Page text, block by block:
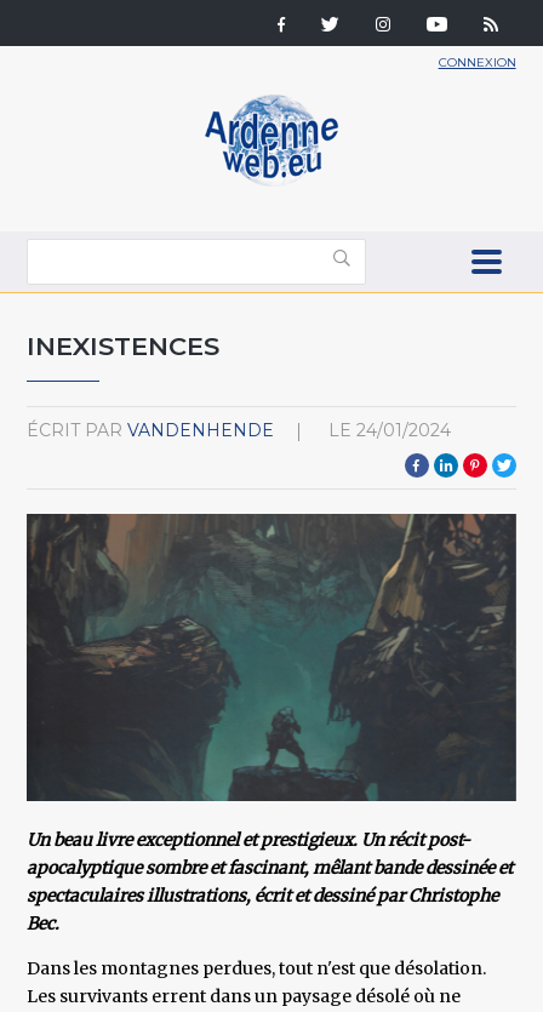
CONNEXION
INEXISTENCES
ÉCRIT PAR VANDENHENDE LE 24/01/2024
Un beau livre exceptionnel et prestigieux. Un récit post-
apocalyptique sombre et fascinant, mêlant bande dessinée et
spectaculaires illustrations, écrit et dessiné par Christophe
Bec.
Dans les montagnes perdues, tout n'est que désolation.
Les survivants errent dans un paysage désolé où ne